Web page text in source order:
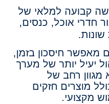
קבועה למלאי של
חדרי אוכל, כנסים,
שונות.
מאפשר חיסכון בזמן,
יעיל יותר של מערך
מגוון רחב של
מוצרים חזקים
מקצועי.